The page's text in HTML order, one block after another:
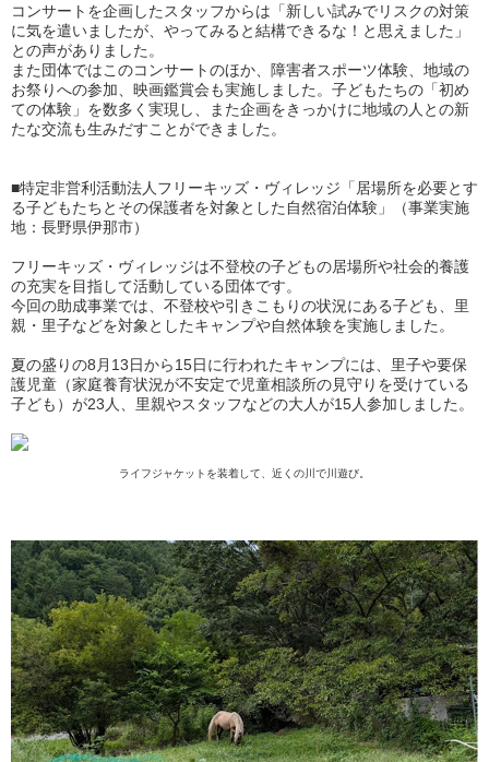
コンサートを企画したスタッフからは「新しい試みでリスクの対策
に気を遣いましたが、やってみると結構できるな！と思えました」
との声がありました。
また団体ではこのコンサートのほか、障害者スポーツ体験、地域の
お祭りへの参加、映画鑑賞会も実施しました。子どもたちの「初め
ての体験」を数多く実現し、また企画をきっかけに地域の人との新
たな交流も生みだすことができました。
■特定非営利活動法人フリーキッズ・ヴィレッジ「居場所を必要とす
る子どもたちとその保護者を対象とした自然宿泊体験」（事業実施
地：長野県伊那市）
フリーキッズ・ヴィレッジは不登校の子どもの居場所や社会的養護
の充実を目指して活動している団体です。
今回の助成事業では、不登校や引きこもりの状況にある子ども、里
親・里子などを対象としたキャンプや自然体験を実施しました。
夏の盛りの8月13日から15日に行われたキャンプには、里子や要保
護児童（家庭養育状況が不安定で児童相談所の見守りを受けている
子ども）が23人、里親やスタッフなどの大人が15人参加しました。
ライフジャケットを装着して、近くの川で 川遊び。